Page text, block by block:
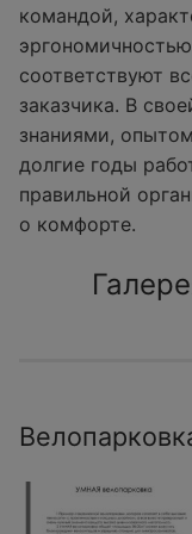
командой,
соответствуют
заказчика. В
знаниями,
долгие годы
правильной
о комфорте.